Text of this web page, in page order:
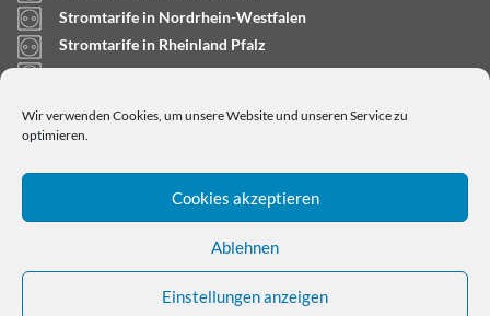
Wir verwenden Cookies, um unsere Website und unseren Service zu
optimieren.
Cookies akzeptieren
Ablehnen
Einstellungen anzeigen
Stromtarife in Nordrhein-Westfalen
Stromtarife in Rheinland Pfalz
Stromtarife in Saarland
Stromtarife in Schleswig-Holstein
Copyright © 2024stromtarifrechner.org